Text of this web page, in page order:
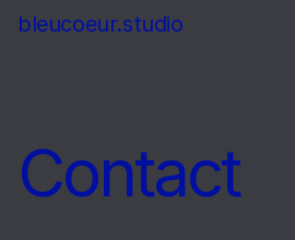
bleucoeur.studio
Contact